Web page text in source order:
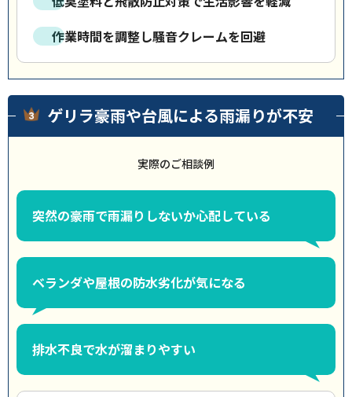
作業時間を調整し騒音クレームを回避
ゲリラ豪雨や台風による雨漏りが不安
実際のご相談例
突然の豪雨で雨漏りしないか心配している
ベランダや屋根の防水劣化が気になる
排水不良で水が溜まりやすい